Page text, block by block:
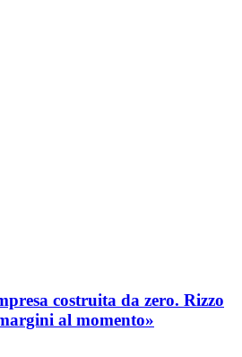
costruita da zero. Rizzo
al momento»